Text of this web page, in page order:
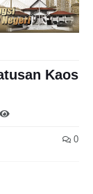
Kaos
0